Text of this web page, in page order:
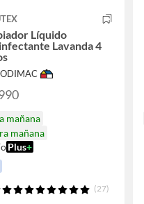
Líquido
Lavanda 4
mañana
mañana
Plus+
(27)